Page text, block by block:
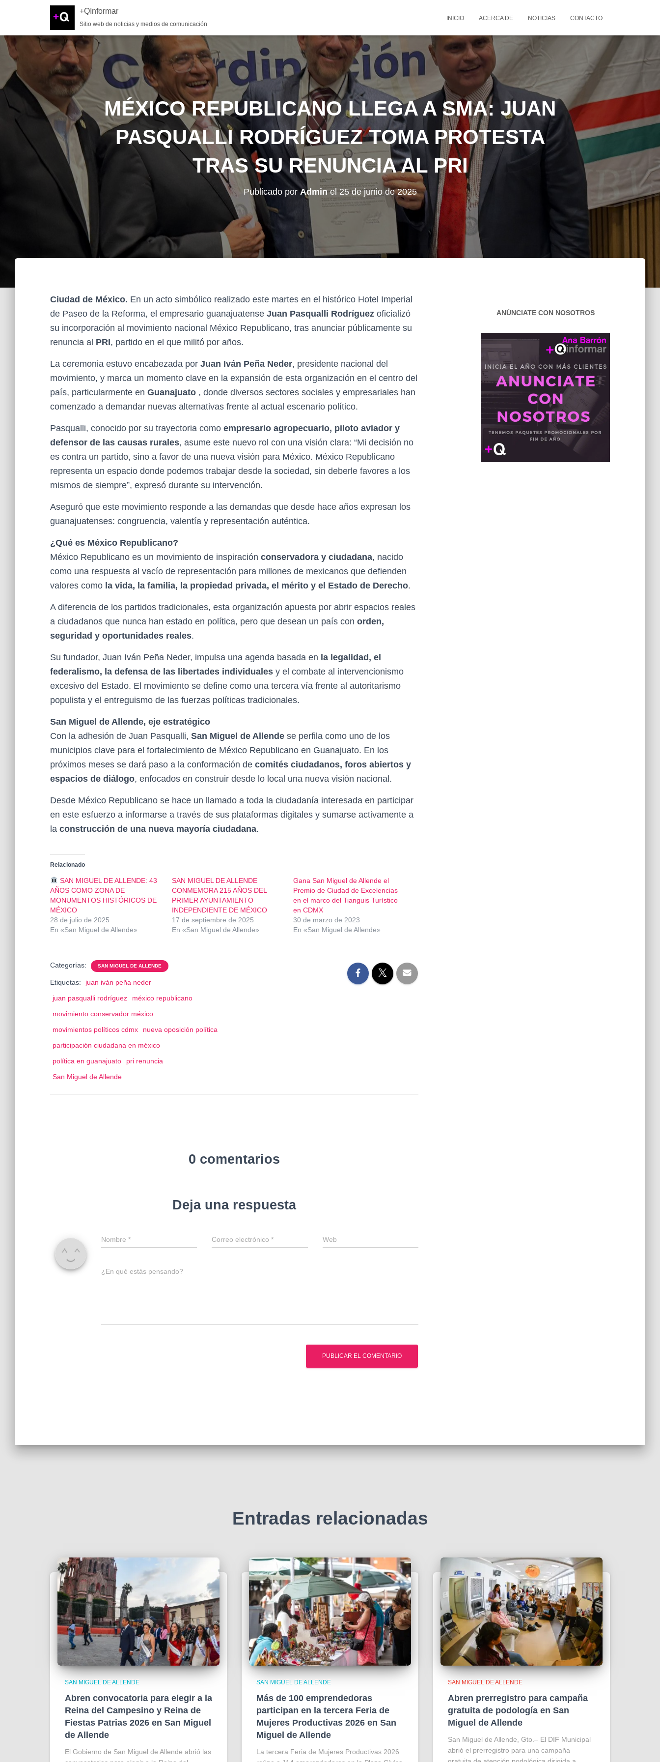
+QInformar
Sitio web de noticias y medios de comunicación
INICIO ACERCA DE NOTICIAS CONTACTO
MÉXICO REPUBLICANO LLEGA A SMA: JUAN
PASQUALLI RODRÍGUEZ TOMA PROTESTA
TRAS SU RENUNCIA AL PRI
Publicado porAdminel25 de junio de 2025
Ciudad de México. En un acto simbólico realizado este martes en el histórico Hotel Imperial
de Paseo de la Reforma, el empresario guanajuatense Juan Pasqualli Rodríguez oficializó
su incorporación al movimiento nacional México Republicano, tras anunciar públicamente su
renuncia al PRI, partido en el que militó por años.
La ceremonia estuvo encabezada por Juan Iván Peña Neder, presidente nacional del
movimiento, y marca un momento clave en la expansión de esta organización en el centro del
país, particularmente en Guanajuato , donde diversos sectores sociales y empresariales han
comenzado a demandar nuevas alternativas frente al actual escenario político.
Pasqualli, conocido por su trayectoria como empresario agropecuario, piloto aviador y
defensor de las causas rurales, asume este nuevo rol con una visión clara: “Mi decisión no
es contra un partido, sino a favor de una nueva visión para México. México Republicano
representa un espacio donde podemos trabajar desde la sociedad, sin deberle favores a los
mismos de siempre”, expresó durante su intervención.
Aseguró que este movimiento responde a las demandas que desde hace años expresan los
guanajuatenses: congruencia, valentía y representación auténtica.
¿Qué es México Republicano?
México Republicano es un movimiento de inspiración conservadora y ciudadana, nacido
como una respuesta al vacío de representación para millones de mexicanos que defienden
valores como la vida, la familia, la propiedad privada, el mérito y el Estado de Derecho.
A diferencia de los partidos tradicionales, esta organización apuesta por abrir espacios reales
a ciudadanos que nunca han estado en política, pero que desean un país con orden,
seguridad y oportunidades reales.
Su fundador, Juan Iván Peña Neder, impulsa una agenda basada en la legalidad, el
federalismo, la defensa de las libertades individuales y el combate al intervencionismo
excesivo del Estado. El movimiento se define como una tercera vía frente al autoritarismo
populista y el entreguismo de las fuerzas políticas tradicionales.
San Miguel de Allende, eje estratégico
Con la adhesión de Juan Pasqualli, San Miguel de Allende se perfila como uno de los
municipios clave para el fortalecimiento de México Republicano en Guanajuato. En los
próximos meses se dará paso a la conformación de comités ciudadanos, foros abiertos y
espacios de diálogo, enfocados en construir desde lo local una nueva visión nacional.
Desde México Republicano se hace un llamado a toda la ciudadanía interesada en participar
en este esfuerzo a informarse a través de sus plataformas digitales y sumarse activamente a
la construcción de una nueva mayoría ciudadana.
Relacionado
SAN MIGUEL DE ALLENDE: 43
AÑOS COMO ZONA DE
MONUMENTOS HISTÓRICOS DE
MÉXICO
28 de julio de 2025
En «San Miguel de Allende»
SAN MIGUEL DE ALLENDE
CONMEMORA 215 AÑOS DEL
PRIMER AYUNTAMIENTO
INDEPENDIENTE DE MÉXICO
17 de septiembre de 2025
En «San Miguel de Allende»
Gana San Miguel de Allende el
Premio de Ciudad de Excelencias
en el marco del Tianguis Turístico
en CDMX
30 de marzo de 2023
En «San Miguel de Allende»
Categorías: SAN MIGUEL DE ALLENDE
Etiquetas:
juan iván peña neder
juan pasqualli rodríguez
méxico republicano
movimiento conservador méxico
movimientos políticos cdmx
nueva oposición política
participación ciudadana en méxico
política en guanajuato
pri renuncia
San Miguel de Allende
0 comentarios
Deja una respuesta
Nombre * Correo electrónico* Web
¿En qué estás pensando?
ANÚNCIATE CON NOSOTROS
Entradas relacionadas
SAN MIGUEL DE ALLENDE
Abren convocatoria para elegir a la
Reina del Campesino y Reina de
Fiestas Patrias 2026 en San Miguel
de Allende
El Gobierno de San Miguel de Allende abrió las
SAN MIGUEL DE ALLENDE
Más de 100 emprendedoras
participan en la tercera Feria de
Mujeres Productivas 2026 en San
Miguel de Allende
La tercera Feria de Mujeres Productivas 2026
SAN MIGUEL DE ALLENDE
Abren prerregistro para campaña
gratuita de podología en San
Miguel de Allende
San Miguel de Allende, Gto.– El DIF Municipal
abrió el prerregistro para una campaña